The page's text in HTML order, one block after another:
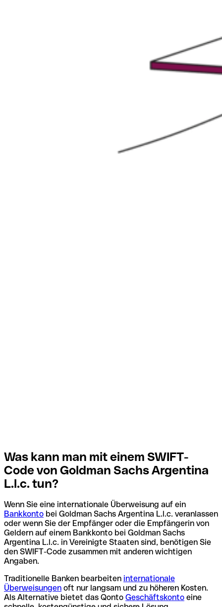
Was kann man mit einem SWIFT-
Code von Goldman Sachs Argentina
L.l.c. tun?
Wenn Sie eine internationale Überweisung auf ein
Bankkonto bei Goldman Sachs Argentina L.l.c. veranlassen
oder wenn Sie der Empfänger oder die Empfängerin von
Geldern auf einem Bankkonto bei Goldman Sachs
Argentina L.l.c. in Vereinigte Staaten sind, benötigen Sie
den SWIFT-Code zusammen mit anderen wichtigen
Angaben.
Traditionelle Banken bearbeiten internationale
Überweisungen oft nur langsam und zu höheren Kosten.
Als Alternative bietet das Qonto Geschäftskonto eine